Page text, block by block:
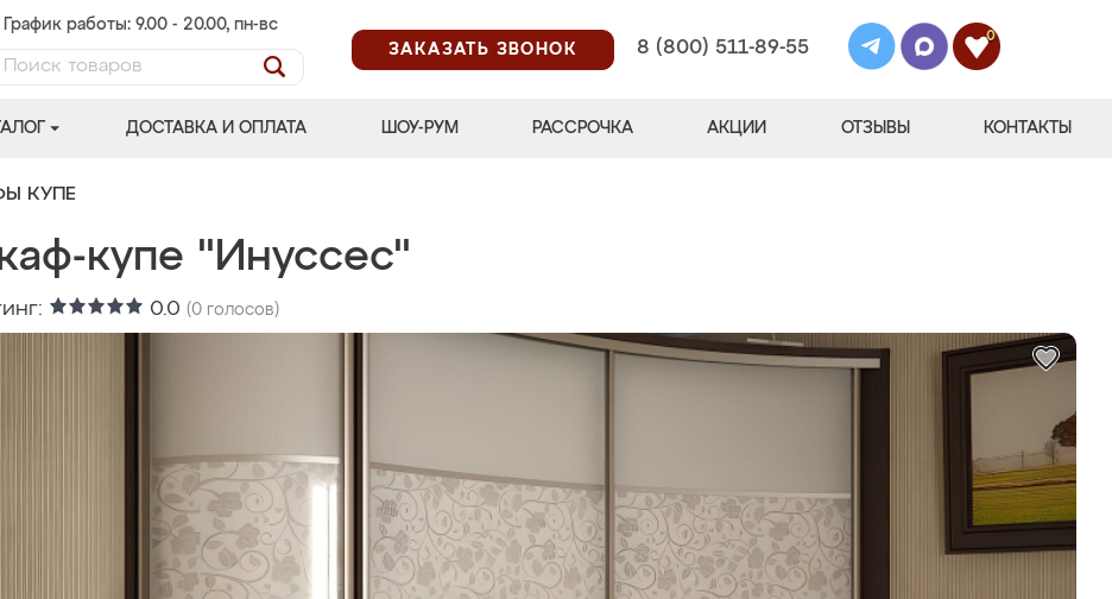
График работы: 9.00 - 20.00, пн-вс
ЗАКАЗАТЬ ЗВОНОК
8 (800) 511-89-55
0
ДОСТАВКА И ОПЛАТА ШОУ-РУМ РАССРОЧКА АКЦИИ ОТЗЫВЫ КОНТАКТЫ
КУПЕ
купе "Инуссес"
0.0 (0 голосов)